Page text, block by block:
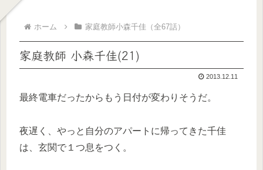
ホーム 家庭教師小森千佳（全67話）
家庭教師 小森千佳(21)
2013.12.11
最終電車だったからもう日付が変わりそうだ。
夜遅く、やっと自分のアパートに帰ってきた千佳
は、玄関で１つ息をつく。